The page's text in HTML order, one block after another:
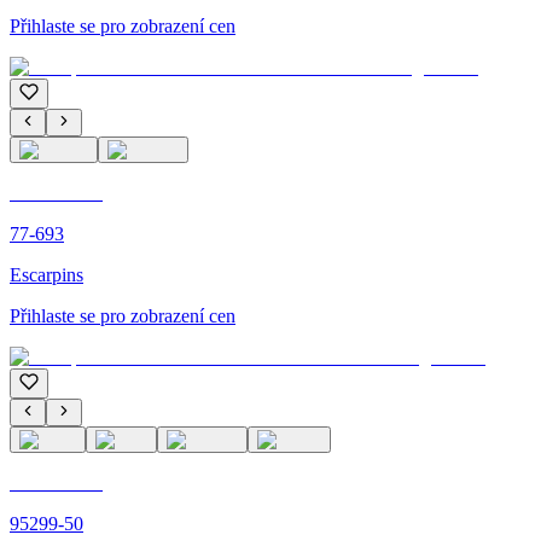
Přihlaste se pro zobrazení cen
77-693
Escarpins
Přihlaste se pro zobrazení cen
95299-50